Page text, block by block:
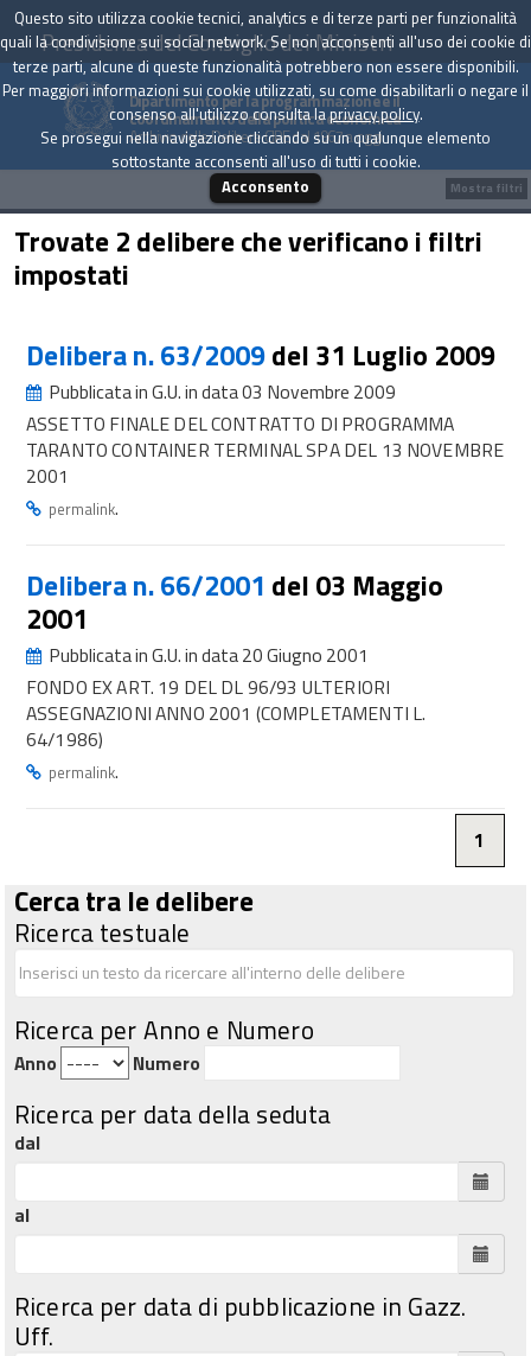
Presidenza del Consiglio dei Ministri
Dipartimento per la programmazione e il
coordinamento della politica economica
Archivio delle Delibere CIPE dal 1967 a oggi
Trovate 2 delibere che verificano i filtri
impostati
Delibera n. 63/2009del 31 Luglio 2009
Pubblicata in G.U. in data 03 Novembre 2009
ASSETTO FINALE DEL CONTRATTO DI PROGRAMMA
TARANTO CONTAINER TERMINAL SPA DEL 13 NOVEMBRE
2001
permalink.
Delibera n. 66/2001 del 03 Maggio
2001
Pubblicata in G.U. in data 20 Giugno 2001
FONDO EX ART. 19 DEL DL 96/93 ULTERIORI
ASSEGNAZIONI ANNO 2001 (COMPLETAMENTI L.
64/1986)
permalink.
1
Cerca tra le delibere
Ricerca testuale
Ricerca per Anno e Numero
Anno Numero
Ricerca per data della seduta
dal
al
Ricerca per data di pubblicazione in Gazz.
Uff.
Mostra filtri
Questo sito utilizza cookie tecnici, analytics e di terze parti per funzionalità
quali la condivisione sui social network. Se non acconsenti all'uso dei cookie di
terze parti, alcune di queste funzionalità potrebbero non essere disponibili.
Per maggiori informazioni sui cookie utilizzati, su come disabilitarli o negare il
consenso all'utilizzo consulta laprivacy policy.
Se prosegui nella navigazione cliccando su un qualunque elemento
sottostante acconsenti all'uso di tutti i cookie.
Acconsento